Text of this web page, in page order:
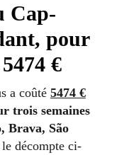
Cap-
pour
€
a coûté 5474 €
trois semaines
Brava, São
décompte ci-